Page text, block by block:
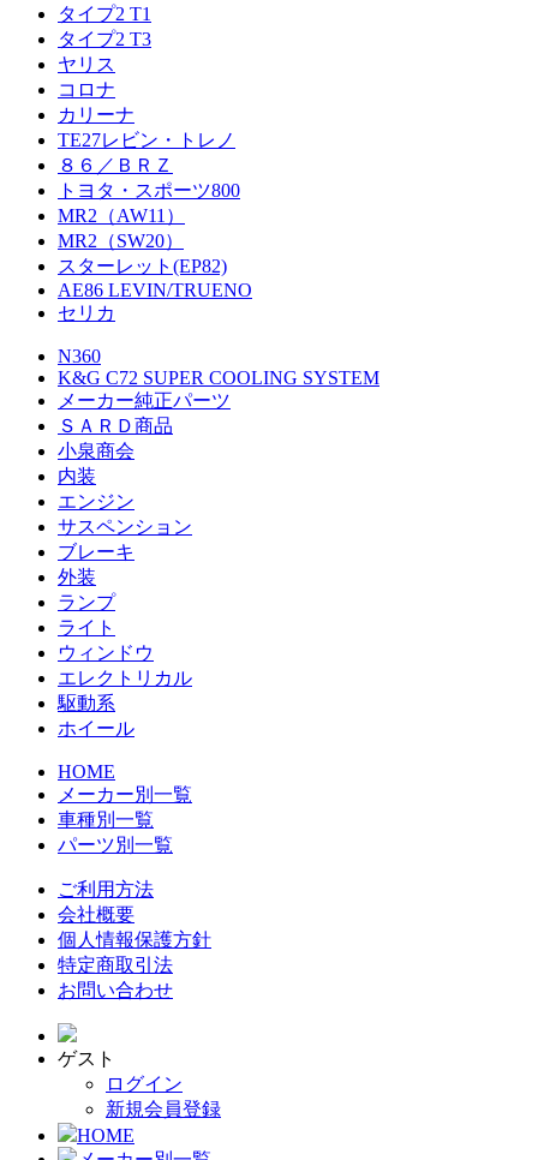
タイプ2 T1
タイプ2 T3
ヤリス
コロナ
カリーナ
TE27レビン・トレノ
８６／ＢＲＺ
トヨタ・スポーツ800
MR2（AW11）
MR2（SW20）
スターレット(EP82)
AE86 LEVIN/TRUENO
セリカ
N360
K&G C72 SUPER COOLING SYSTEM
メーカー純正パーツ
ＳＡＲＤ商品
小泉商会
内装
エンジン
サスペンション
ブレーキ
外装
ランプ
ライト
ウィンドウ
エレクトリカル
駆動系
ホイール
HOME
メーカー別一覧
車種別一覧
パーツ別一覧
ご利用方法
会社概要
個人情報保護方針
特定商取引法
お問い合わせ
ゲスト
ログイン
新規会員登録
HOME